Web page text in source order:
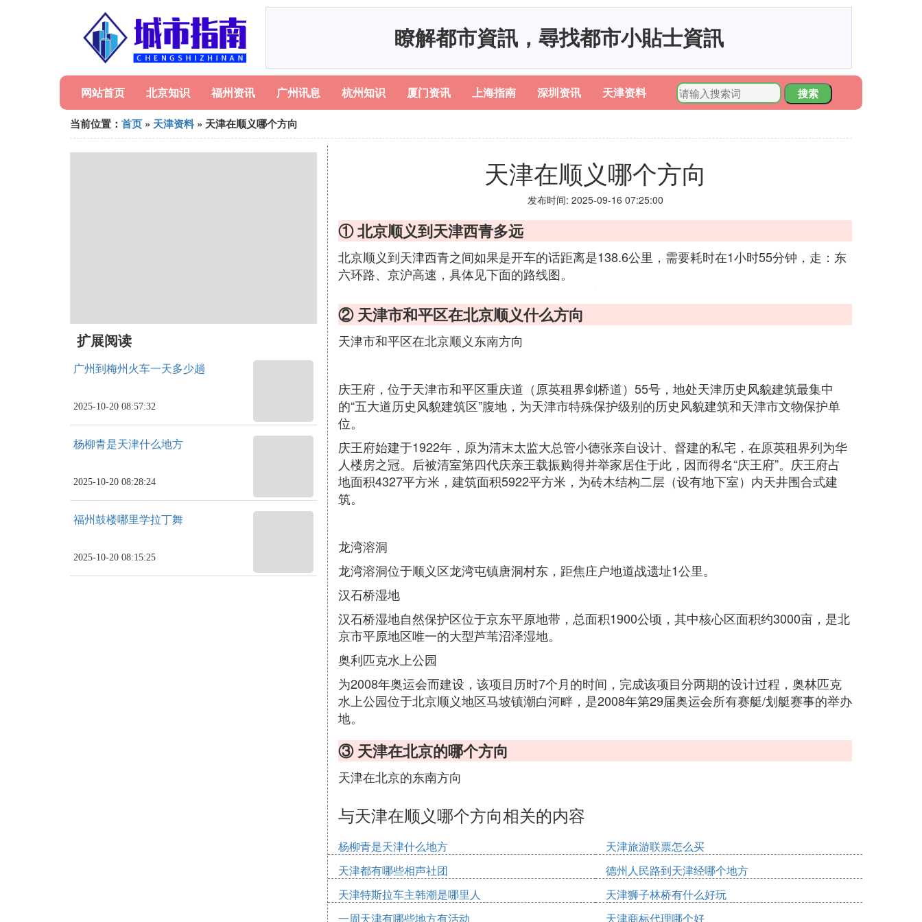
瞭解都市資訊，尋找都市小貼士資訊
网站首页 北京知识 福州资讯 广州讯息 杭州知识 厦门资讯 上海指南 深圳资讯 天津资料
搜索
当前位置： 首页 » 天津资料 » 天津在顺义哪个方向
扩展阅读
广州到梅州火车一天多少趟
2025-10-20 08:57:32
杨柳青是天津什么地方
2025-10-20 08:28:24
福州鼓楼哪里学拉丁舞
2025-10-20 08:15:25
天津在顺义哪个方向
发布时间: 2025-09-16 07:25:00
① 北京顺义到天津西青多远
北京顺义到天津西青之间如果是开车的话距离是138.6公里，需要耗时在1小时55分钟，走：东
六环路、京沪高速，具体见下面的路线图。
② 天津市和平区在北京顺义什么方向
天津市和平区在北京顺义东南方向
庆王府，位于天津市和平区重庆道（原英租界剑桥道）55号，地处天津历史风貌建筑最集中
的“五大道历史风貌建筑区”腹地，为天津市特殊保护级别的历史风貌建筑和天津市文物保护单
位。
庆王府始建于1922年，原为清末太监大总管小德张亲自设计、督建的私宅，在原英租界列为华
人楼房之冠。后被清室第四代庆亲王载振购得并举家居住于此，因而得名“庆王府”。庆王府占
地面积4327平方米，建筑面积5922平方米，为砖木结构二层（设有地下室）内天井围合式建
筑。
龙湾溶洞
龙湾溶洞位于顺义区龙湾屯镇唐洞村东，距焦庄户地道战遗址1公里。
汉石桥湿地
汉石桥湿地自然保护区位于京东平原地带，总面积1900公顷，其中核心区面积约3000亩，是北
京市平原地区唯一的大型芦苇沼泽湿地。
奥利匹克水上公园
为2008年奥运会而建设，该项目历时7个月的时间，完成该项目分两期的设计过程，奥林匹克
水上公园位于北京顺义地区马坡镇潮白河畔，是2008年第29届奥运会所有赛艇/划艇赛事的举办
地。
③ 天津在北京的哪个方向
天津在北京的东南方向
与天津在顺义哪个方向相关的内容
杨柳青是天津什么地方
天津旅游联票怎么买
天津都有哪些相声社团
德州人民路到天津经哪个地方
天津特斯拉车主韩潮是哪里人
天津狮子林桥有什么好玩
一周天津有哪些地方有活动
天津商标代理哪个好